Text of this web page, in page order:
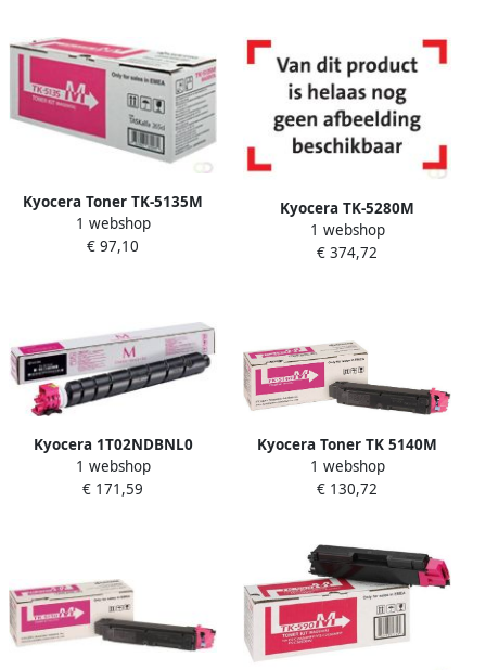
Kyocera Toner TK-5135M
rood
1 webshop
€ 97,10
Kyocera TK-5280M
tonercartridge 1 stuk(s)
Origineel Magenta
1 webshop
€ 374,72
Kyocera 1T02NDBNL0
tonercartridge 1 stuk(s)
Origineel Magenta
1 webshop
€ 171,59
Kyocera Toner TK 5140M
rood
1 webshop
€ 130,72